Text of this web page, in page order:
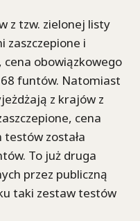
z tzw. zielonej listy
zaszczepione i
cena obowiązkowego
68 funtów. Natomiast
z krajów z
cena
została
To już druga
przez publiczną
taki zestaw testów